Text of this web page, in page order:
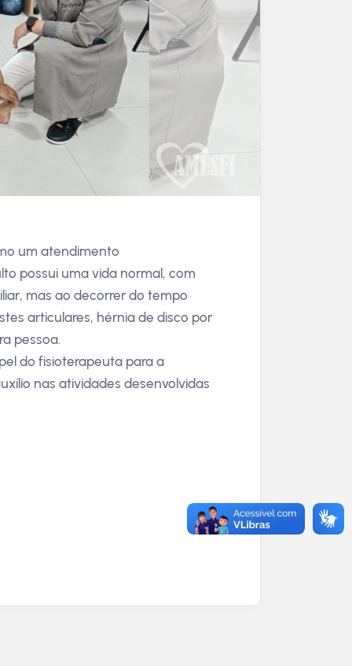
um atendimento
possui uma vida normal, com
mas ao decorrer do tempo
articulares, hérnia de disco por
pessoa.
do fisioterapeuta para a
nas atividades desenvolvidas